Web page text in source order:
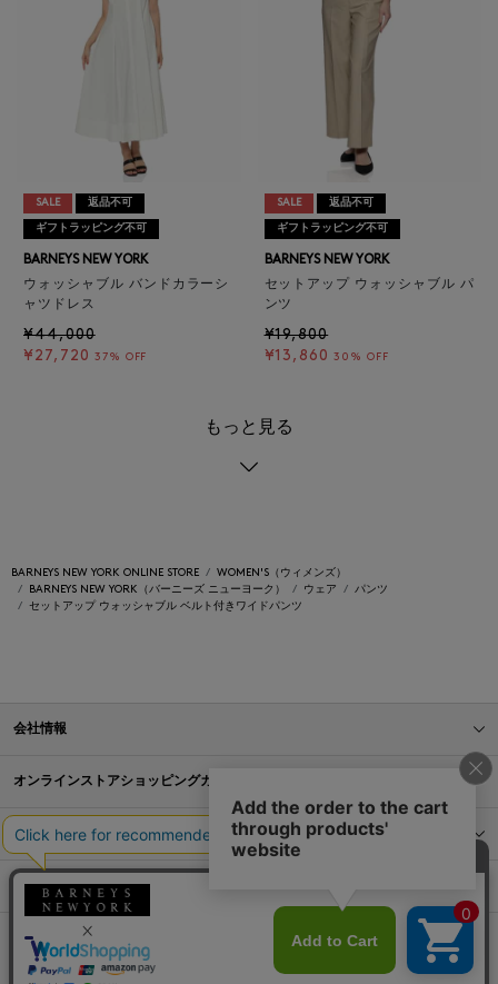
SALE 返品不可
ギフトラッピング不可
BARNEYS NEW YORK
ウォッシャブル バンドカラーシ
ャツドレス
¥44,000
¥27,720 37% OFF
SALE 返品不可
ギフトラッピング不可
BARNEYS NEW YORK
セットアップ ウォッシャブル パ
ンツ
¥19,800
¥13,860 30% OFF
もっと見る
BARNEYS NEW YORK ONLINE STORE
WOMEN'S（ウィメンズ）
BARNEYS NEW YORK（バーニーズ ニューヨーク）
ウェア
パンツ
セットアップ ウォッシャブル ベルト付きワイドパンツ
会社情報
オンラインストアショッピングガイド
店舗情報
サービス
BLOG